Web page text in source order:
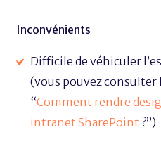
Inconvénients
Difficile de véhiculer
(vous pouvez consulter
“Comment rendre
intranet SharePoint ?”)